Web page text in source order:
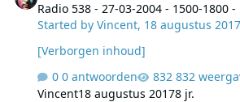
Radio 538 - 27-03-2004 - 1500-1800
Started byVincent, 18 augustus 2017
[Verborgen inhoud]
0 antwoorden
832
Vincent18 augustus 20178 jr.